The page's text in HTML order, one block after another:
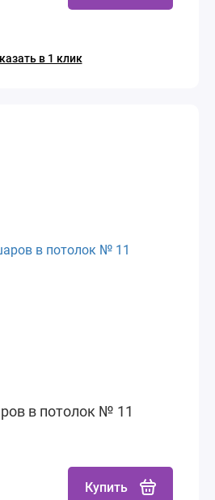
в 1 клик
в потолок № 11
Купить